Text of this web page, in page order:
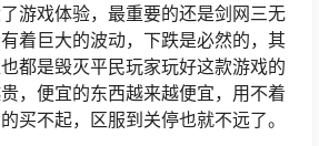
游戏体验，最重要的还是剑网三无
着巨大的波动，下跌是必然的，其
都是毁灭平民玩家玩好这款游戏的
，便宜的东西越来越便宜，用不着
买不起，区服到关停也就不远了。